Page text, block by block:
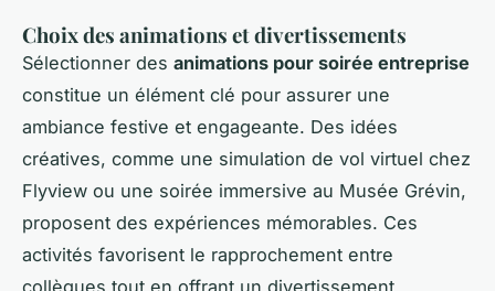
Choix des animations et divertissements
Sélectionner des animations pour soirée entreprise
constitue un élément clé pour assurer une
ambiance festive et engageante. Des idées
créatives, comme une simulation de vol virtuel chez
Flyview ou une soirée immersive au Musée Grévin,
proposent des expériences mémorables. Ces
activités favorisent le rapprochement entre
collègues tout en offrant un divertissement